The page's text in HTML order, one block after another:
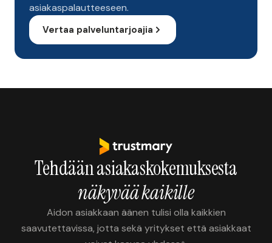
asiakaspalautteeseen.
Vertaa palveluntarjoajia
Tehdään asiakaskokemuksesta
näkyvää kaikille
Aidon asiakkaan äänen tulisi olla kaikkien
saavutettavissa, jotta sekä yritykset että asiakkaat